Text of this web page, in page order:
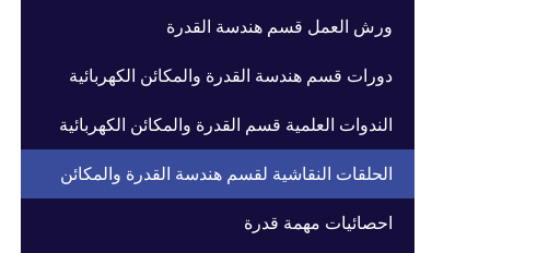
ورش العمل قسم هندسة القدرة
دورات قسم هندسة القدرة والمكائن الكهربائية
الندوات العلمية قسم القدرة والمكائن الكهربائية
الحلقات النقاشية لقسم هندسة القدرة والمكائن
احصائيات مهمة قدرة